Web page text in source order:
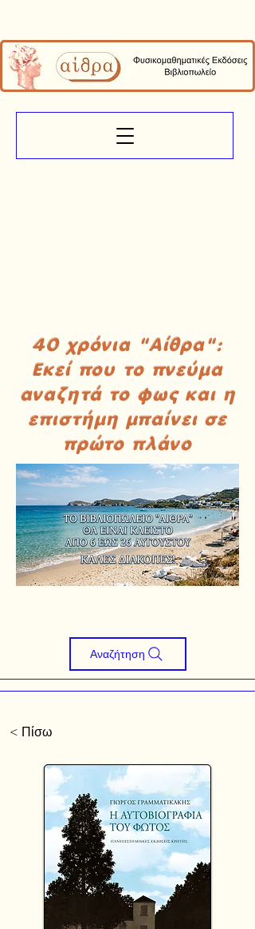
40 χρόνια "Αίθρα":
Εκεί που το πνεύμα
αναζητά το φως και η
επιστήμη μπαίνει σε
πρώτο πλάνο
Αναζήτηση
< Πίσω